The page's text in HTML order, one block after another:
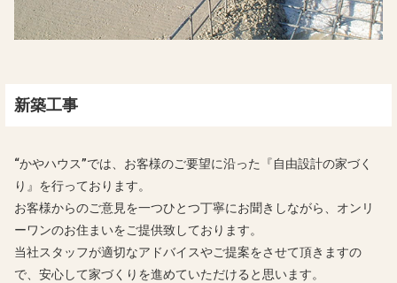
新築工事
“かやハウス”では、お客様のご要望に沿った『自由設計の家づく
り』を行っております。
お客様からのご意見を一つひとつ丁寧にお聞きしながら、オンリ
ーワンのお住まいをご提供致しております。
当社スタッフが適切なアドバイスやご提案をさせて頂きますの
で、安心して家づくりを進めていただけると思います。